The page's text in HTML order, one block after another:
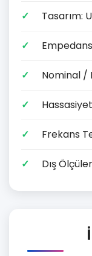
Tasarım:
Nominal /
Frekans
Dış